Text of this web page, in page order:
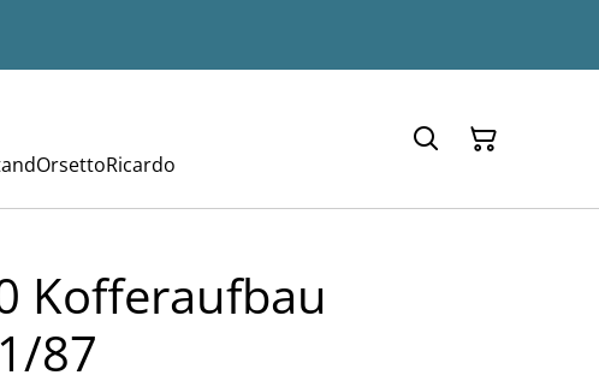
OrsettoRicardo
Kofferaufbau
87